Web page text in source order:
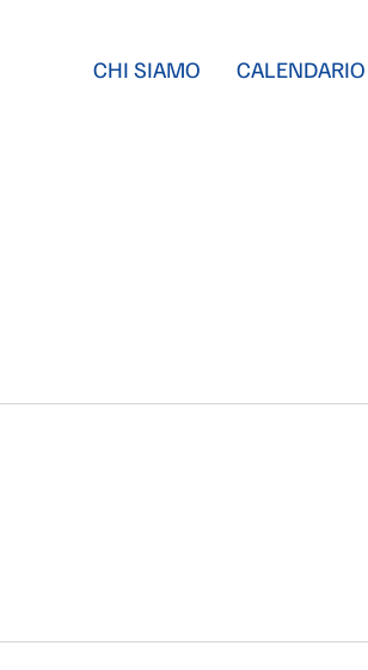
CHI SIAMO CALENDARIO